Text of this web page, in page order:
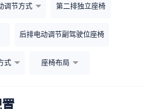
调节方式 第二排独立座椅
后排电动调节副驾驶位座椅
式 座椅布局